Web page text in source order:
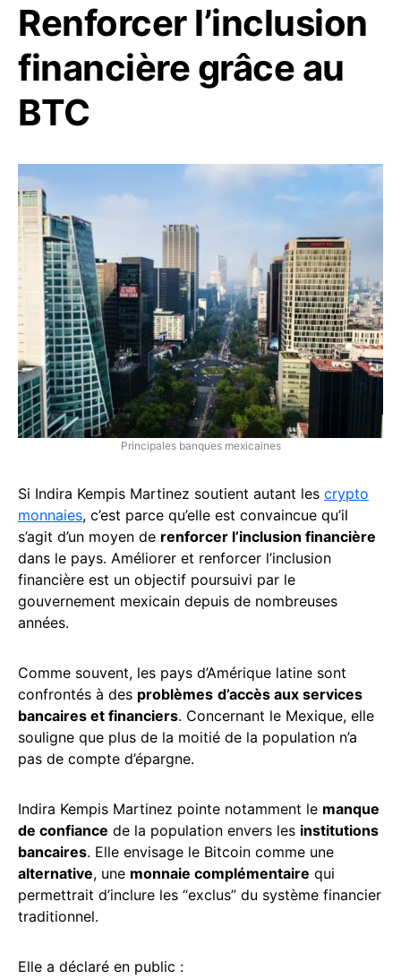
Renforcer l’inclusion
financière grâce au
BTC
Principales banques mexicaines
Si Indira Kempis Martinez soutient autant les crypto
monnaies, c’est parce qu’elle est convaincue qu’il
s’agit d’un moyen de renforcer l’inclusion financière
dans le pays. Améliorer et renforcer l’inclusion
financière est un objectif poursuivi par le
gouvernement mexicain depuis de nombreuses
années.
Comme souvent, les pays d’Amérique latine sont
confrontés à des problèmes d’accès aux services
bancaires et financiers. Concernant le Mexique, elle
souligne que plus de la moitié de la population n’a
pas de compte d’épargne.
Indira Kempis Martinez pointe notamment le manque
de confiance de la population envers les institutions
bancaires. Elle envisage le Bitcoin comme une
alternative, une monnaie complémentaire qui
permettrait d’inclure les “exclus” du système financier
traditionnel.
Elle a déclaré en public :